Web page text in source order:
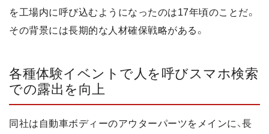
を工場内に呼び込むようになったのは17年頃のことだ。
その背景には長期的な人材確保戦略がある。
各種体験イベントで人を呼びスマホ検索
での露出を向上
同社は自動車ボディーのアウターパーツをメインに、長